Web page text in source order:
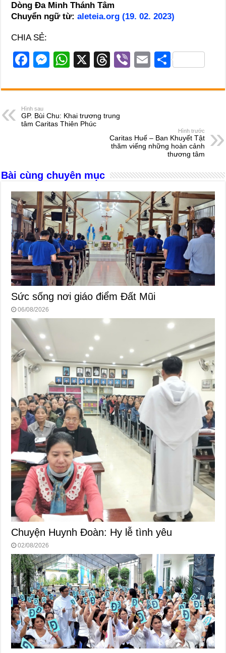
Dòng Đa Minh Thánh Tâm
Chuyển ngữ từ:aleteia.org (19. 02. 2023)
CHIA SẺ:
F
c
e
b
k
M
ss
n
W
at
A
X
T
e
d
s
Vi
er
E
ail
S
ar
Hình sau
GP. Bùi Chu: Khai trương trung
tâm Caritas Thiên Phúc
Hình trước
Caritas Huế – Ban Khuyết Tật
thăm viếng những hoàn cảnh
thương tâm
Bài cùng chuyên mục
Sức sống nơi giáo điểm Đất Mũi
06/08/2026
Chuyện Huynh Đoàn: Hy lễ tình yêu
02/08/2026